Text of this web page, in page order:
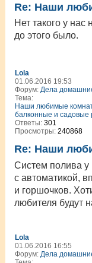
Re: Наши
Нет такого у
до этого было.
Lola
01.06.2016 19:53
Форум: Дела
Тема:
Наши любимые
балконные и садовые
Ответы: 301
Просмотры: 240868
Re: Наши
Систем полива
с автоматикой,
и горшочков.
любителя будут
Lola
01.06.2016 16:55
Форум: Дела